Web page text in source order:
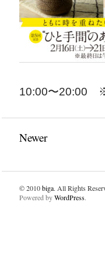
10:00〜20:00
Newer
© 2010biga. All Rights
Powered byWordPress.